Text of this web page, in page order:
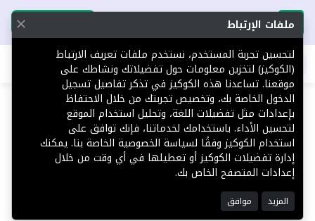
تحميل التطبيق تحميل التطبيق
اطلب عقارك
سعيد علي
0
التقييمات
ملفات الإرتباط
لتحسين تجربة المستخدم، نستخدم ملفات تعريف الارتباط
(الكوكيز) لتخزين معلومات حول تفضيلاتك ونشاطك على
موقعنا. تساعدنا هذه الكوكيز في تذكر تفاصيل تسجيل
الدخول الخاصة بك، وتخصيص تجربتك من خلال الاحتفاظ
بإعدادات مثل تفضيلات اللغة، وتحليل استخدام الموقع
لتحسين الأداء. باستخدامك لخدماتنا، فإنك توافق على
استخدام الكوكيز وفقًا لسياسة الخصوصية الخاصة بنا. يمكنك
إدارة تفضيلات الكوكيز أو تعطيلها في أي وقت من خلال
إعدادات المتصفح الخاص بك.
المزيد موافق